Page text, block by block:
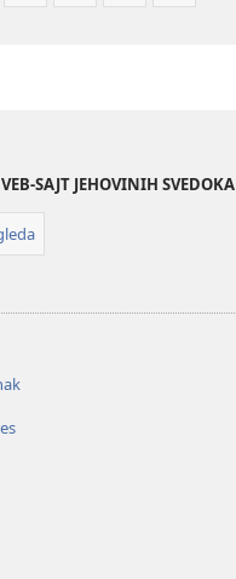
SAJT JEHOVINIH SVEDOKA